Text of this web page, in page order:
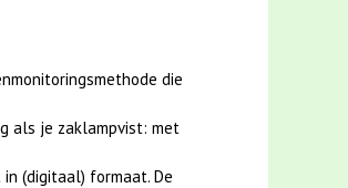
die
als je zaklampvist: met
(digitaal) formaat. De